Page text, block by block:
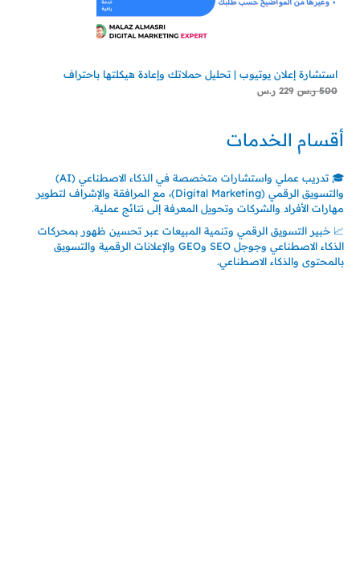
استشارة إعلان يوتيوب | تحليل حملاتك وإعادة هيكلتها باحتراف
500 ر.س 229 ر.س
أقسام الخدمات
🎓 تدريب عملي واستشارات متخصصة في الذكاء الاصطناعي (AI)
والتسويق الرقمي (Digital Marketing)، مع المرافقة والإشراف لتطوير
مهارات الأفراد والشركات وتحويل المعرفة إلى نتائج عملية.
📈 خبير التسويق الرقمي وتنمية المبيعات عبر تحسين ظهور بمحركات
الذكاء الاصطناعي وجوجل SEO وGEO والإعلانات الرقمية والتسويق
بالمحتوى والذكاء الاصطناعي.